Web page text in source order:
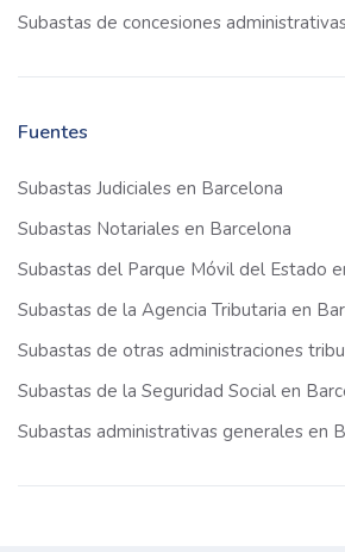
Subastas de concesiones
Fuentes
Subastas Judiciales en Barcelona
Subastas Notariales en Barcelona
Subastas del Parque Móvil del Estado
Subastas de la Agencia Tributaria en
Subastas de otras administraciones
Subastas de la Seguridad Social en
Subastas administrativas generales en